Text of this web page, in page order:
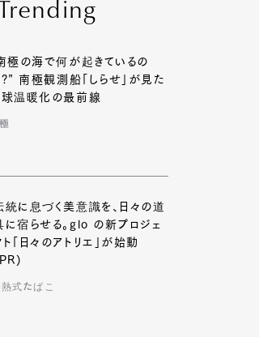
Trending
極の海で何が起きているの
南極観測船「しらせ」が見た
温暖化の最前線
統に息づく美意識を、日々の道
に宿らせる。glo の新プロジェ
ト「日々のアトリエ」が始動
熱式たばこ